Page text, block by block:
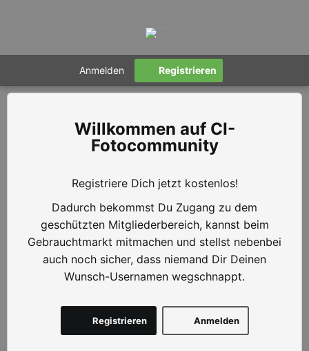
Anmelden Registrieren
CI-
Fotocommunity
Registriere Dich jetzt kostenlos!
Dadurch bekommst Du Zugang zu dem
geschützten Mitgliederbereich, kannst beim
Gebrauchtmarkt mitmachen und stellst nebenbei
auch noch sicher, dass niemand Dir Deinen
Wunsch-Usernamen wegschnappt.
Anmelden
Registrieren